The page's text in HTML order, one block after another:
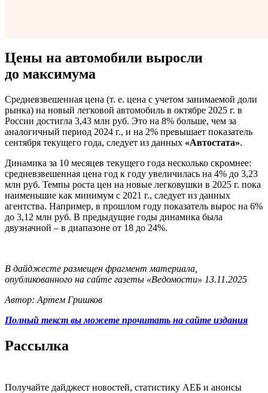
Цены на автомобили выросли
до максимума
Средневзвешенная цена (т. е. цена с учетом занимаемой доли
рынка) на новый легковой автомобиль в октябре 2025 г. в
России достигла 3,43 млн руб. Это на 8% больше, чем за
аналогичный период 2024 г., и на 2% превышает показатель
сентября текущего года, следует из данных «Автостата».
Динамика за 10 месяцев текущего года несколько скромнее:
средневзвешенная цена год к году увеличилась на 4% до 3,23
млн руб. Темпы роста цен на новые легковушки в 2025 г. пока
наименьшие как минимум с 2021 г., следует из данных
агентства. Например, в прошлом году показатель вырос на 6%
до 3,12 млн руб. В предыдущие годы динамика была
двузначной – в диапазоне от 18 до 24%.
В дайджесте размещен фрагмент материала,
опубликованного на сайте газеты «Ведомости» 13.11.2025
Автор: Артем Гришков
Полный текст вы можете прочитать на сайте издания
Рассылка
Получайте дайджест новостей, статистику АЕБ и анонсы